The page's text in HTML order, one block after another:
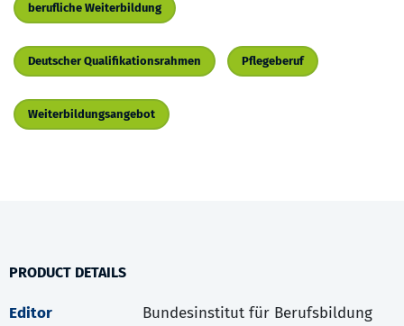
berufliche Weiterbildung
Deutscher Qualifikationsrahmen Pflegeberuf
Weiterbildungsangebot
PRODUCT DETAILS
Editor
Bundesinstitut für Berufsbildung